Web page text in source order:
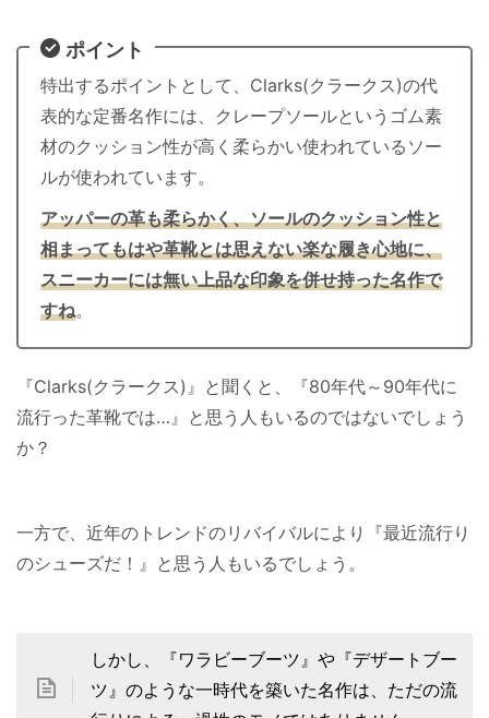
ポイント
特出するポイントとして、Clarks(クラークス)の代
表的な定番名作には、クレープソールというゴム素
材のクッション性が高く柔らかい使われているソー
ルが使われています。
アッパーの革も柔らかく、ソールのクッション性と
相まってもはや革靴とは思えない楽な履き心地に、
スニーカーには無い上品な印象を併せ持った名作で
すね。
『Clarks(クラークス)』と聞くと、『80年代～90年代に
流行った革靴では…』と思う人もいるのではないでしょう
か？
一方で、近年のトレンドのリバイバルにより『最近流行り
のシューズだ！』と思う人もいるでしょう。
しかし、『ワラビーブーツ』や『デザートブー
ツ』のような一時代を築いた名作は、ただの流